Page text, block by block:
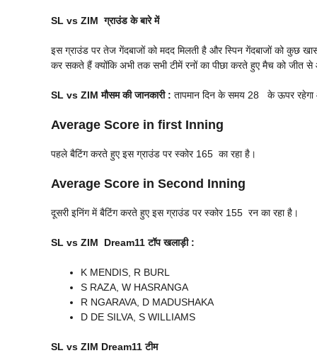
SL vs ZIM ग्राउंड के बारे में
इस ग्राउंड पर तेज गेंदबाजों को मदद मिलती है और स्पिन गेंदबाजों को कुछ
कर सकते हैं क्योंकि अभी तक सभी टीमें रनों का पीछा करते हुए मैच को जीत से
SL vs ZIMमौसम की जानकारी : तापमान दिन के समय 28 के ऊपर रहेगा
Average Score in first Inning
पहले बैटिंग करते हुए इस ग्राउंड पर स्कोर 165 का रहा है।
Average Score in Second Inning
दूसरी इनिंग में बैटिंग करते हुए इस ग्राउंड पर स्कोर 155 रन का रहा है।
SL vs ZIM Dream11टॉप खलाड़ी :
K MENDIS, R BURL
S RAZA, W HASRANGA
R NGARAVA, D MADUSHAKA
D DE SILVA, S WILLIAMS
SL vs ZIM Dream11 टीम